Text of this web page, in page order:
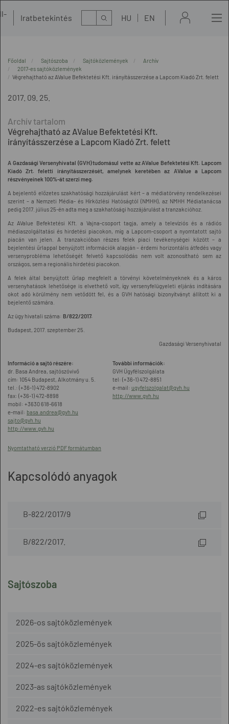
Iratbetekintés Kereső HU EN
Sajtószoba
2026-os sajtóközlemények
2025-ös sajtóközlemények
2024-es sajtóközlemények
2023-as sajtóközlemények
2022-es sajtóközlemények
Főoldal Sajtószoba Sajtóközlemények
Archív
2017-es sajtóközlemények
Végrehajtható az AValue Befektetési Kft. irányításszerzése a Lapcom Kiadó Zrt. felett
2017. 09. 25.
Végrehajtható az AValue Befektetési Kft.
irányításszerzése a Lapcom Kiadó Zrt. felett
A Gazdasági Versenyhivatal (GVH) tudomásul vette az AValue Befektetési Kft. Lapcom
Kiadó Zrt. feletti irányításszerzését, amelynek keretében az AValue a Lapcom
részvényeinek 100%-át szerzi meg.
A bejelentő előzetes szakhatósági hozzájárulást kért – a médiatörvény rendelkezései
szerint – a Nemzeti Média- és Hírközlési Hatóságtól (NMHH), az NMHH Médiatanácsa
pedig 2017. július 25-én adta meg a szakhatósági hozzájárulást a tranzakcióhoz.
Az AValue Befektetési Kft. a Vajna-csoport tagja, amely a televíziós és a rádiós
médiaszolgáltatási és hirdetési piacokon, míg a Lapcom-csoport a nyomtatott sajtó
piacán van jelen. A tranzakcióban részes felek piaci tevékenységei között – a
bejelentési űrlappal benyújtott információk alapján – érdemi horizontális átfedés vagy
versenyprobléma lehetőségét felvető kapcsolódás nem volt azonosítható sem az
országos, sem a regionális hirdetési piacokon.
A felek által benyújtott űrlap megfelelt a törvényi követelményeknek és a káros
versenyhatások lehetősége is elvethető volt, így versenyfelügyeleti eljárás indítására
okot adó körülmény nem vetődött fel, és a GVH hatósági bizonyítványt állított ki a
bejelentő számára.
Az ügy hivatali száma: B/822/2017.
Budapest, 2017. szeptember 25.
Gazdasági Versenyhivatal
Információ a sajtó részére:
dr. Basa Andrea, sajtószóvivő
cím: 1054 Budapest, Alkotmány u. 5.
tel.: (+36-1) 472-8902
fax: (+36-1) 472-8898
mobil: +3630 618-6618
e-mail: basa.andrea@gvh.hu
sajto@gvh.hu
http://www.gvh.hu
További információk:
GVH Ügyfélszolgálata
tel: (+36-1) 472-8851
e-mail: ugyfelszolgalat@gvh.hu
http://www.gvh.hu
Nyomtatható verzió PDF formátumban
Kapcsolódó anyagok
B-822/2017/9
B/822/2017.